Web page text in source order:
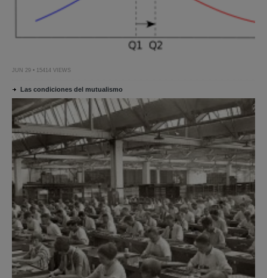
JUN 29 • 15414 VIEWS
Las condiciones del mutualismo